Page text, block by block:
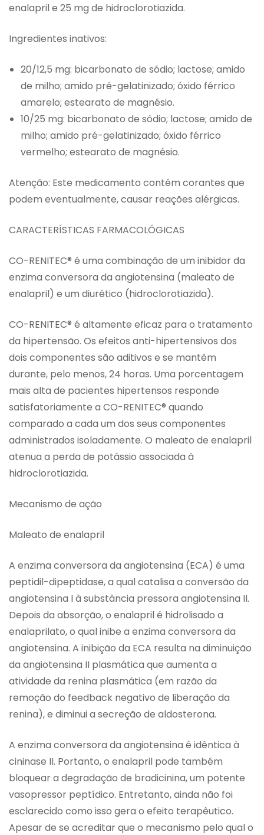
enalapril e 25 mg de hidroclorotiazida.
Ingredientes inativos:
20/12,5 mg: bicarbonato de sódio; lactose; amido
de milho; amido pré-gelatinizado; óxido férrico
amarelo; estearato de magnésio.
10/25 mg: bicarbonato de sódio; lactose; amido de
milho; amido pré-gelatinizado; óxido férrico
vermelho; estearato de magnésio.
Atenção: Este medicamento contém corantes que
podem eventualmente, causar reações alérgicas.
CARACTERÍSTICAS FARMACOLÓGICAS
CO-RENITEC® é uma combinação de um inibidor da
enzima conversora da angiotensina (maleato de
enalapril) e um diurético (hidroclorotiazida).
CO-RENITEC® é altamente eficaz para o tratamento
da hipertensão. Os efeitos anti-hipertensivos dos
dois componentes são aditivos e se mantêm
durante, pelo menos, 24 horas. Uma porcentagem
mais alta de pacientes hipertensos responde
satisfatoriamente a CO-RENITEC® quando
comparado a cada um dos seus componentes
administrados isoladamente. O maleato de enalapril
atenua a perda de potássio associada à
hidroclorotiazida.
Mecanismo de ação
Maleato de enalapril
A enzima conversora da angiotensina (ECA) é uma
peptidil-dipeptidase, a qual catalisa a conversão da
angiotensina I à substância pressora angiotensina II.
Depois da absorção, o enalapril é hidrolisado a
enalaprilato, o qual inibe a enzima conversora da
angiotensina. A inibição da ECA resulta na diminuição
da angiotensina II plasmática que aumenta a
atividade da renina plasmática (em razão da
remoção do feedback negativo de liberação da
renina), e diminui a secreção de aldosterona.
A enzima conversora da angiotensina é idêntica à
cininase II. Portanto, o enalapril pode também
bloquear a degradação de bradicinina, um potente
vasopressor peptídico. Entretanto, ainda não foi
esclarecido como isso gera o efeito terapêutico.
Apesar de se acreditar que o mecanismo pelo qual o